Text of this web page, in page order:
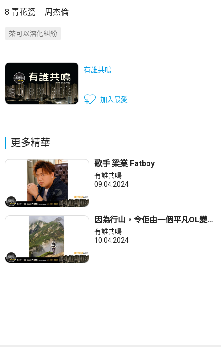
8 青花瓷 周杰倫
茶可以溶化糾紛
有誰共鳴
加入最愛
更多精華
歌手 梁業 Fatboy
有誰共鳴
09.04.2024
因為行山，令佢由一個平凡OL變成
山界有影響力嘅KOL。
有誰共鳴
10.04.2024